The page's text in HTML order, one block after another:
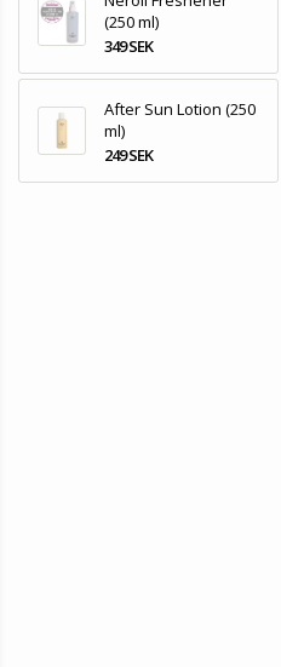
(250 ml)
349 SEK
After Sun Lotion (250
ml)
249 SEK